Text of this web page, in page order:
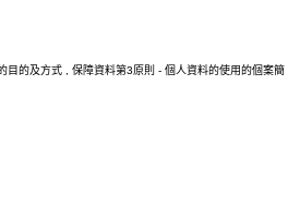
目的及方式 , 保障資料第3原則 - 個人資料的使用的個案簡